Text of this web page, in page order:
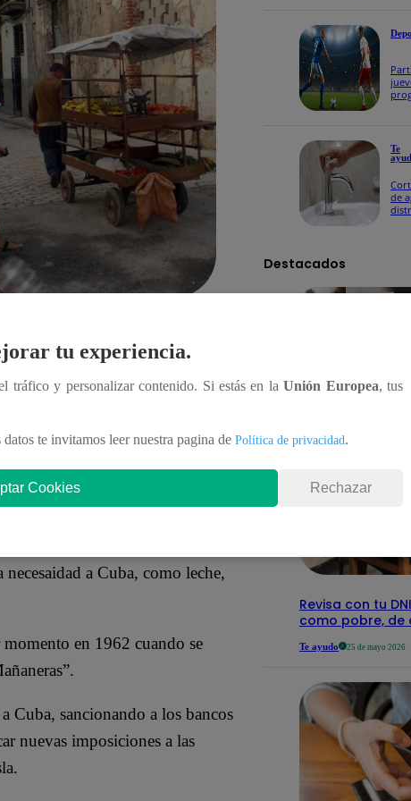
que un
atraviesa una aguda crisis
que
a Cuba, como leche,
momento en 1962 cuando se
Cuba, sancionando a los bancos
nuevas imposiciones a las
Te
de
Destacados
Revisa con tu
como pobre, de
Te ayudo 25 de mayo 2026
tu experiencia.
tráfico y personalizar contenido. Si estás en laUnión Europea, tus
te invitamos leer nuestra pagina de Política de privacidad.
Cookies Rechazar